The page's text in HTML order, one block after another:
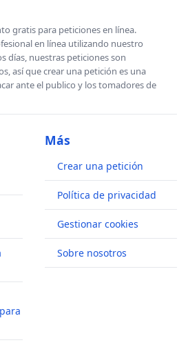
gratis para peticiones en línea.
en línea utilizando nuestro
días, nuestras peticiones son
así que crear una petición es una
ante el publico y los tomadores de
Más
Crear una petición
Política de privacidad
Gestionar cookies
Sobre nosotros